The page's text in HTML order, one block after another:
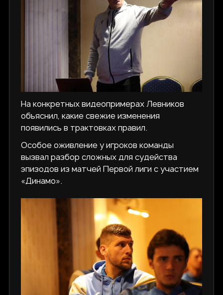
На конкретных видеопримерах Левников
объяснил, какие свежие изменения
появились в трактовках правил.
Особое оживление у игроков команды
вызвал разбор сложных для судейства
эпизодов из матчей Первой лиги с участием
«Динамо».